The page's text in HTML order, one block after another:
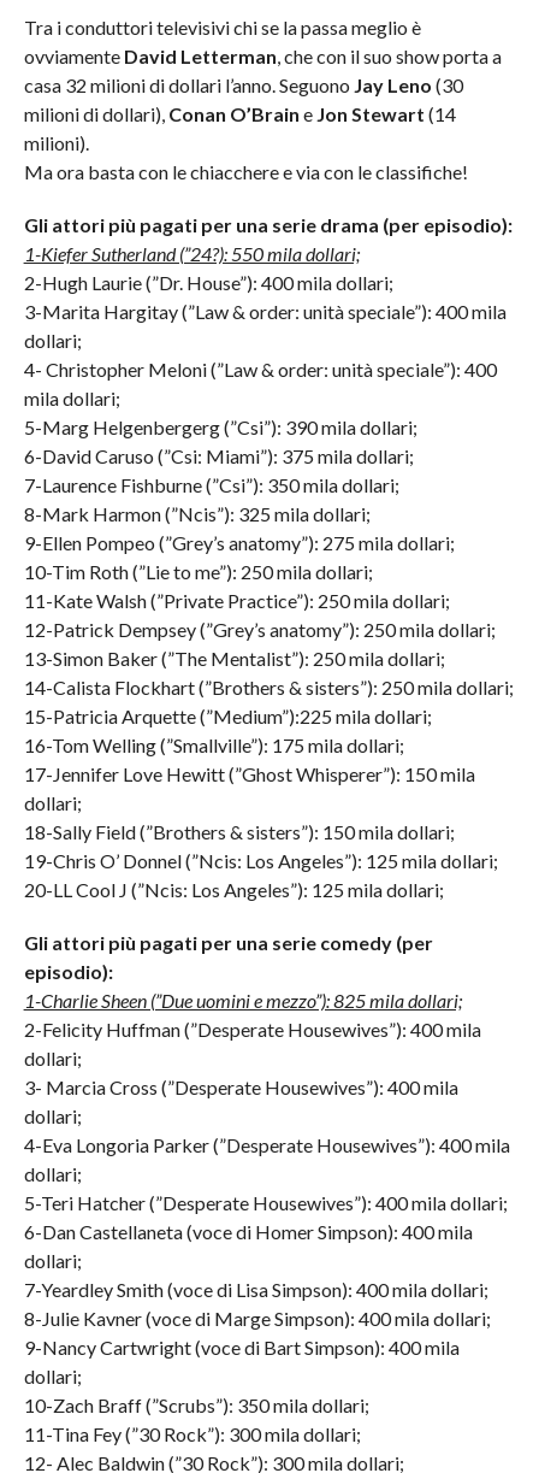
Tra i conduttori televisivi chi se la passa meglio è
ovviamente David Letterman, che con il suo show porta a
casa 32 milioni di dollari l’anno. Seguono Jay Leno (30
milioni di dollari), Conan O’Brain e Jon Stewart (14
milioni).
Ma ora basta con le chiacchere e via con le classifiche!
Gli attori più pagati per una serie drama (per episodio):
1-Kiefer Sutherland (”24?): 550 mila dollari;
2-Hugh Laurie (”Dr. House”): 400 mila dollari;
3-Marita Hargitay (”Law & order: unità speciale”): 400 mila
dollari;
4- Christopher Meloni (”Law & order: unità speciale”): 400
mila dollari;
5-Marg Helgenbergerg (”Csi”): 390 mila dollari;
6-David Caruso (”Csi: Miami”): 375 mila dollari;
7-Laurence Fishburne (”Csi”): 350 mila dollari;
8-Mark Harmon (”Ncis”): 325 mila dollari;
9-Ellen Pompeo (”Grey’s anatomy”): 275 mila dollari;
10-Tim Roth (”Lie to me”): 250 mila dollari;
11-Kate Walsh (”Private Practice”): 250 mila dollari;
12-Patrick Dempsey (”Grey’s anatomy”): 250 mila dollari;
13-Simon Baker (”The Mentalist”): 250 mila dollari;
14-Calista Flockhart (”Brothers & sisters”): 250 mila dollari;
15-Patricia Arquette (”Medium”):225 mila dollari;
16-Tom Welling (”Smallville”): 175 mila dollari;
17-Jennifer Love Hewitt (”Ghost Whisperer”): 150 mila
dollari;
18-Sally Field (”Brothers & sisters”): 150 mila dollari;
19-Chris O’ Donnel (”Ncis: Los Angeles”): 125 mila dollari;
20-LL Cool J (”Ncis: Los Angeles”): 125 mila dollari;
Gli attori più pagati per una serie comedy (per
episodio):
1-Charlie Sheen (”Due uomini e mezzo”): 825 mila dollari;
2-Felicity Huffman (”Desperate Housewives”): 400 mila
dollari;
3- Marcia Cross (”Desperate Housewives”): 400 mila
dollari;
4-Eva Longoria Parker (”Desperate Housewives”): 400 mila
dollari;
5-Teri Hatcher (”Desperate Housewives”): 400 mila dollari;
6-Dan Castellaneta (voce di Homer Simpson): 400 mila
dollari;
7-Yeardley Smith (voce di Lisa Simpson): 400 mila dollari;
8-Julie Kavner (voce di Marge Simpson): 400 mila dollari;
9-Nancy Cartwright (voce di Bart Simpson): 400 mila
dollari;
10-Zach Braff (”Scrubs”): 350 mila dollari;
11-Tina Fey (”30 Rock”): 300 mila dollari;
12- Alec Baldwin (”30 Rock”): 300 mila dollari;